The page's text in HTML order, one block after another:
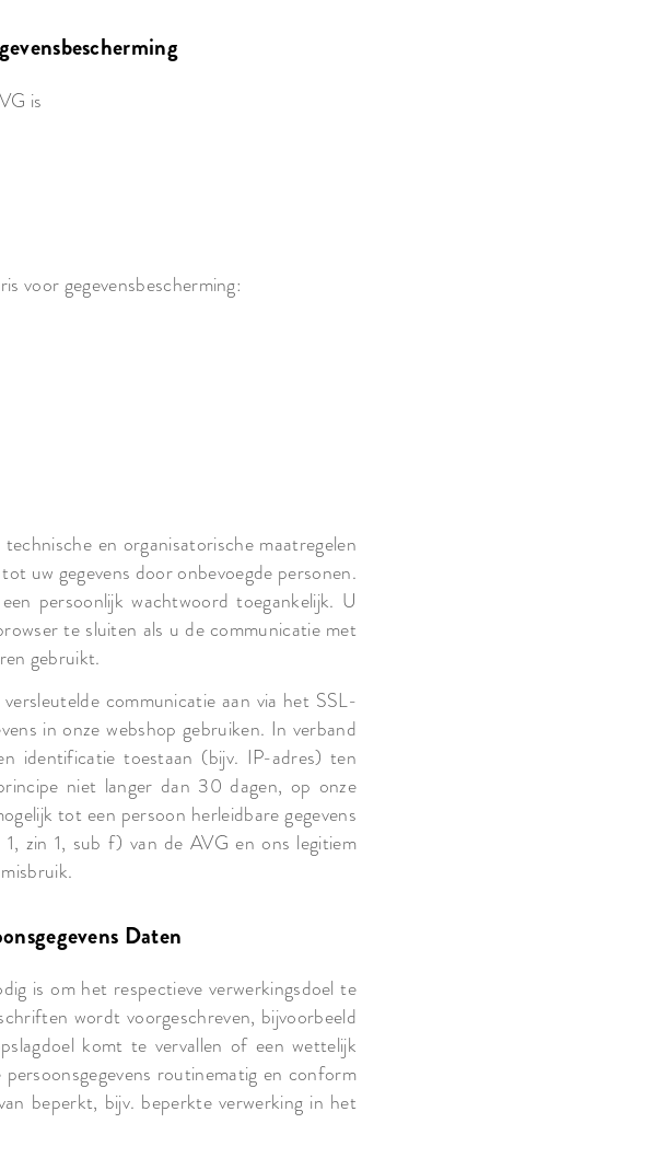
is
voor gegevensbescherming:
en organisatorische maatregelen
uw gegevens door onbevoegde personen.
persoonlijk wachtwoord toegankelijk. U
te sluiten als u de communicatie met
gebruikt.
communicatie aan via het SSL-
in onze webshop gebruiken. In verband
identificatie toestaan (bijv. IP-adres) ten
niet langer dan 30 dagen, op onze
tot een persoon herleidbare gegevens
zin 1, sub f) van de AVG en ons legitiem
Daten
is om het respectieve verwerkingsdoel te
wordt voorgeschreven, bijvoorbeeld
komt te vervallen of een wettelijk
routinematig en conform
beperkt, bijv. beperkte verwerking in het